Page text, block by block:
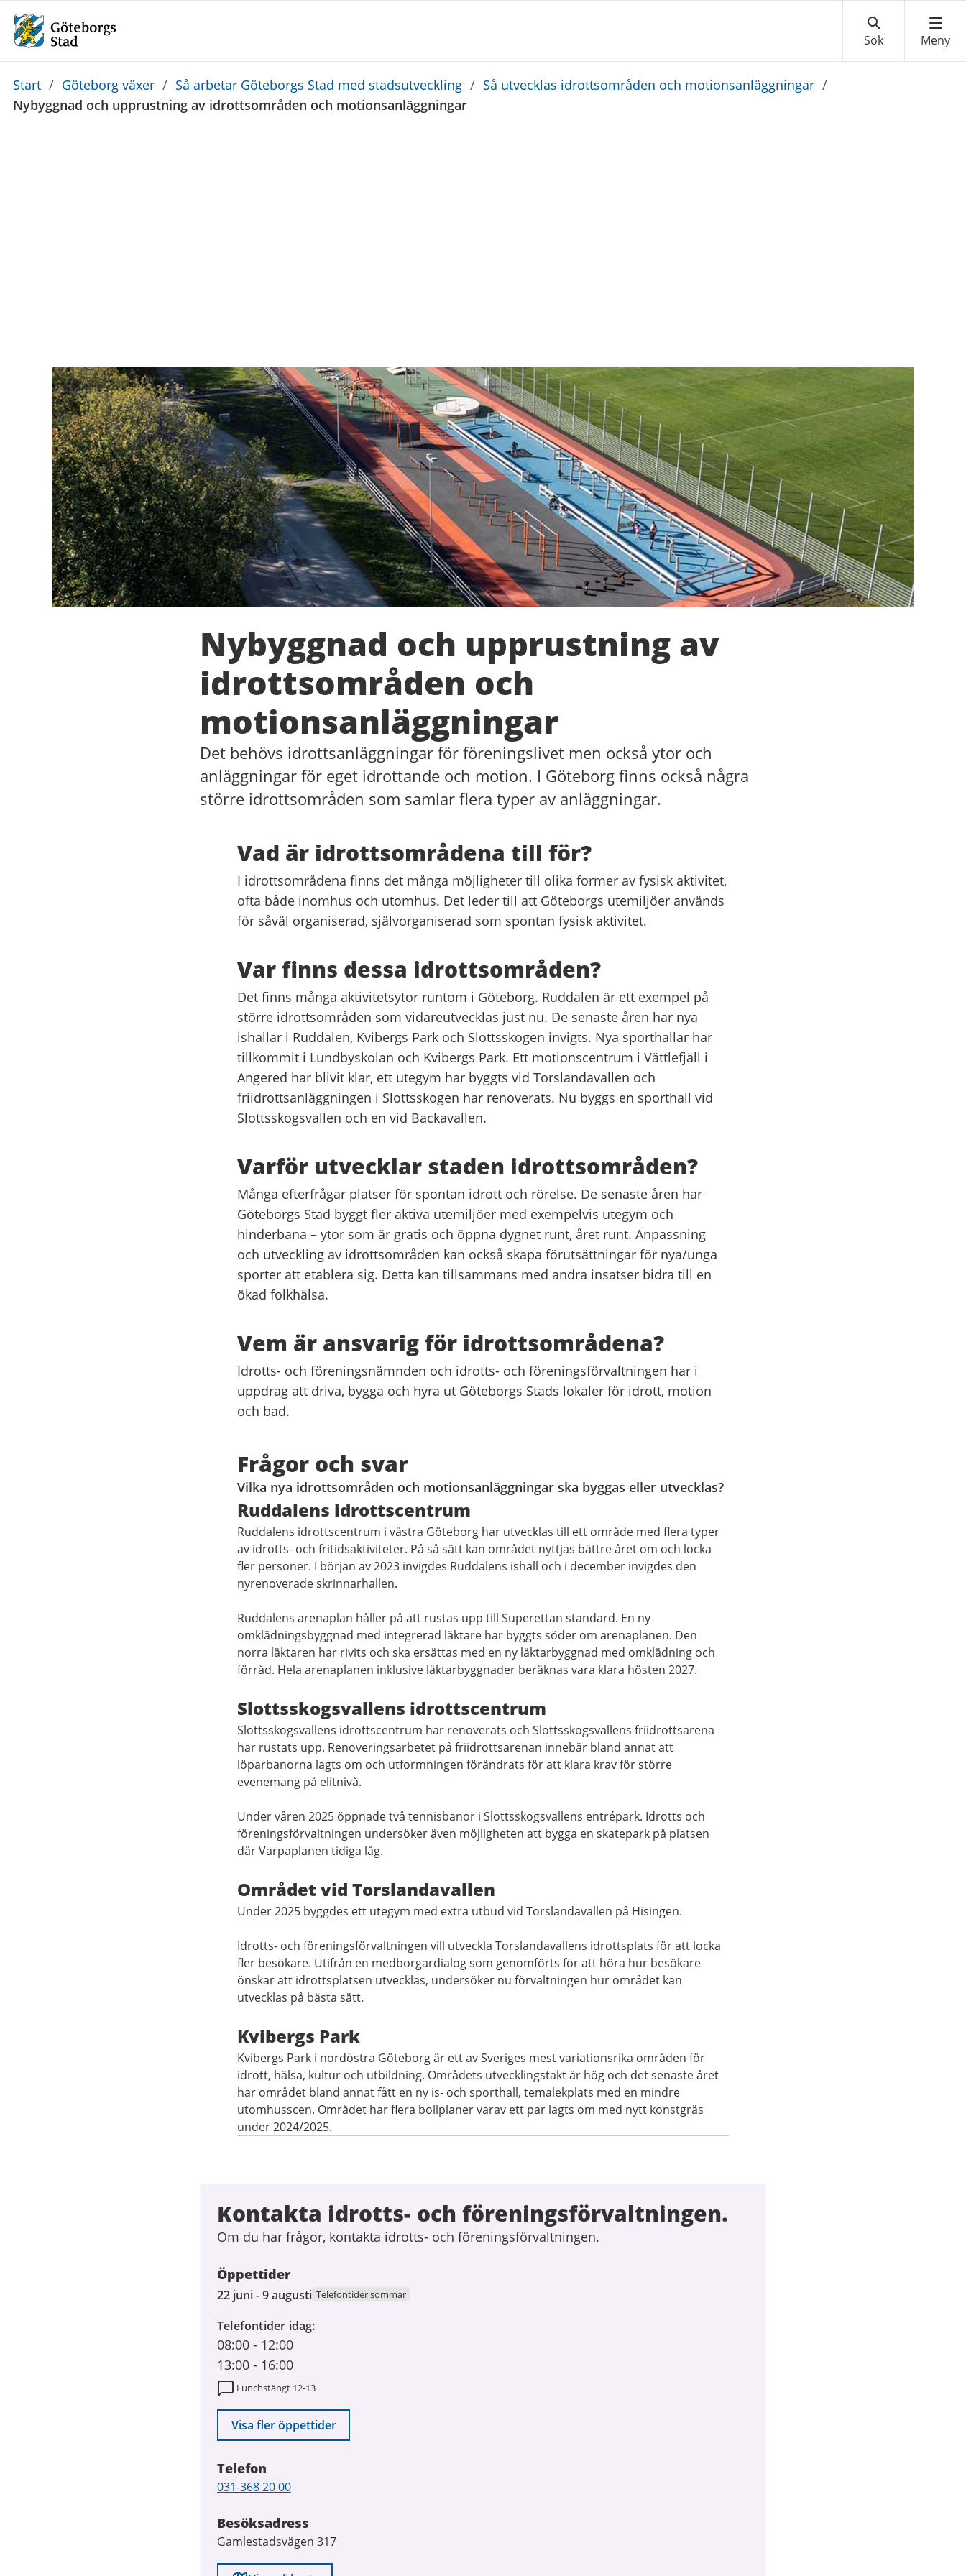
Du
är
Start / Göteborg växer / Så arbetar Göteborgs Stad med stadsutveckling / Så utvecklas idrottsområden och motionsanläggningar /
Nybyggnad och upprustning av idrottsområden och motionsanläggningar
Nybyggnad och upprustning av
idrottsområden och
motionsanläggningar
Det behövs idrottsanläggningar för föreningslivet men också ytor och
anläggningar för eget idrottande och motion. I Göteborg finns också några
större idrottsområden som samlar flera typer av anläggningar.
Vad är idrottsområdena till för?
I idrottsområdena finns det många möjligheter till olika former av fysisk aktivitet,
ofta både inomhus och utomhus. Det leder till att Göteborgs utemiljöer används
för såväl organiserad, självorganiserad som spontan fysisk aktivitet.
Var finns dessa idrottsområden?
Det finns många aktivitetsytor runtom i Göteborg. Ruddalen är ett exempel på
större idrottsområden som vidareutvecklas just nu. De senaste åren har nya
ishallar i Ruddalen, Kvibergs Park och Slottsskogen invigts. Nya sporthallar har
tillkommit i Lundbyskolan och Kvibergs Park. Ett motionscentrum i Vättlefjäll i
Angered har blivit klar, ett utegym har byggts vid Torslandavallen och
friidrottsanläggningen i Slottsskogen har renoverats. Nu byggs en sporthall vid
Slottsskogsvallen och en vid Backavallen.
Varför utvecklar staden idrottsområden?
Många efterfrågar platser för spontan idrott och rörelse. De senaste åren har
Göteborgs Stad byggt fler aktiva utemiljöer med exempelvis utegym och
hinderbana – ytor som är gratis och öppna dygnet runt, året runt. Anpassning
och utveckling av idrottsområden kan också skapa förutsättningar för nya/unga
sporter att etablera sig. Detta kan tillsammans med andra insatser bidra till en
ökad folkhälsa.
Vem är ansvarig för idrottsområdena?
Idrotts- och föreningsnämnden och idrotts- och föreningsförvaltningen har i
uppdrag att driva, bygga och hyra ut Göteborgs Stads lokaler för idrott, motion
och bad.
Frågor och svar
Vilka nya idrottsområden och motionsanläggningar ska byggas eller utvecklas?
Ruddalens idrottscentrum
Ruddalens idrottscentrum i västra Göteborg har utvecklas till ett område med flera typer
av idrotts- och fritidsaktiviteter. På så sätt kan området nyttjas bättre året om och locka
fler personer. I början av 2023 invigdes Ruddalens ishall och i december invigdes den
nyrenoverade skrinnarhallen.
Ruddalens arenaplan håller på att rustas upp till Superettan standard. En ny
omklädningsbyggnad med integrerad läktare har byggts söder om arenaplanen. Den
norra läktaren har rivits och ska ersättas med en ny läktarbyggnad med omklädning och
förråd. Hela arenaplanen inklusive läktarbyggnader beräknas vara klara hösten 2027.
Slottsskogsvallens idrottscentrum
Slottsskogsvallens idrottscentrum har renoverats och Slottsskogsvallens friidrottsarena
har rustats upp. Renoveringsarbetet på friidrottsarenan innebär bland annat att
löparbanorna lagts om och utformningen förändrats för att klara krav för större
evenemang på elitnivå.
Under våren 2025 öppnade två tennisbanor i Slottsskogsvallens entrépark. Idrotts och
föreningsförvaltningen undersöker även möjligheten att bygga en skatepark på platsen
där Varpaplanen tidiga låg.
Området vid Torslandavallen
Under 2025 byggdes ett utegym med extra utbud vid Torslandavallen på Hisingen.
Idrotts- och föreningsförvaltningen vill utveckla Torslandavallens idrottsplats för att locka
fler besökare. Utifrån en medborgardialog som genomförts för att höra hur besökare
önskar att idrottsplatsen utvecklas, undersöker nu förvaltningen hur området kan
utvecklas på bästa sätt.
Kvibergs Park
Kvibergs Park i nordöstra Göteborg är ett av Sveriges mest variationsrika områden för
idrott, hälsa, kultur och utbildning. Områdets utvecklingstakt är hög och det senaste året
har området bland annat fått en ny is- och sporthall, temalekplats med en mindre
utomhusscen. Området har flera bollplaner varav ett par lagts om med nytt konstgräs
under 2024/2025.
Kontakta idrotts- och föreningsförvaltningen.
Om du har frågor, kontakta idrotts- och föreningsförvaltningen.
Öppettider
22
2026
till
9
augusti
2026
22 juni - 9 augusti Telefontider sommar
Telefontider idag
08:00 - 12:00
13:00 - 16:00
Lunchstängt 12-13
Visa fler öppettider
Telefon
Telefon
031-368 20 00
Besöksadress
Gamlestadsvägen 317